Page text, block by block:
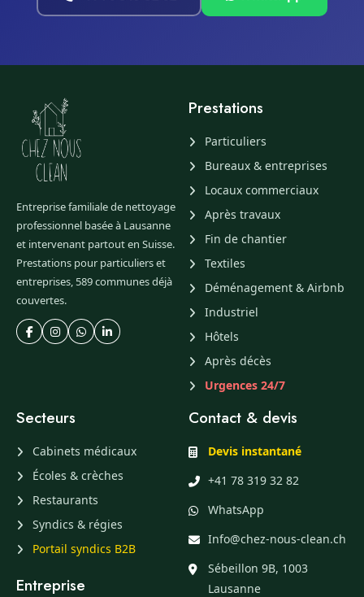
Entreprise familiale de nettoyage
professionnel basée à Lausanne
et intervenant partout en Suisse.
Prestations pour particuliers et
entreprises, 589 communes déjà
couvertes.
Prestations
Particuliers
Bureaux & entreprises
Locaux commerciaux
Après travaux
Fin de chantier
Textiles
Déménagement & Airbnb
Industriel
Hôtels
Après décès
Urgences 24/7
Secteurs
Cabinets médicaux
Écoles & crèches
Restaurants
Syndics & régies
Portail syndics B2B
Entreprise
Contact & devis
Devis instantané
+41 78 319 32 82
WhatsApp
Info@chez-nous-clean.ch
Sébeillon 9B, 1003
Lausanne